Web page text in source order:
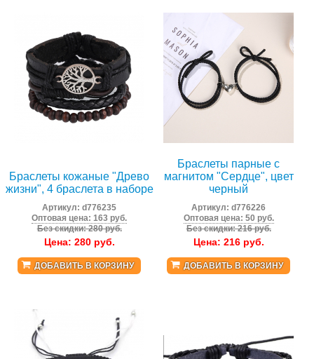
Браслеты кожаные "Древо
жизни", 4 браслета в наборе
Артикул:d776235
Оптовая цена: 163 руб.
Без скидки: 280 руб.
Цена: 280руб.
ДОБАВИТЬ В КОРЗИНУ
Браслеты парные с
магнитом "Сердце", цвет
черный
Артикул:d776226
Оптовая цена: 50 руб.
Без скидки: 216 руб.
Цена: 216руб.
ДОБАВИТЬ В КОРЗИНУ